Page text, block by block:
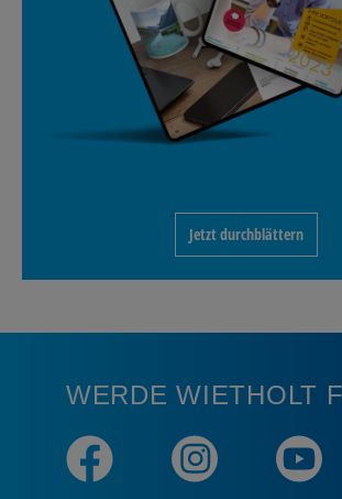
Jetzt durchblättern
WERDE WIETHOLT